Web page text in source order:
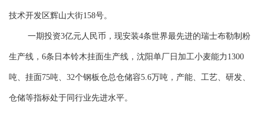
技术开发区辉山大街158号。
一期投资3亿元人民币，现安装4条世界最先进的瑞士布勒制粉
生产线，6条日本铃木挂面生产线，沈阳单厂日加工小麦能力1300
吨、挂面75吨、32个钢板仓总仓储容5.6万吨，产能、工艺、研发、
仓储等指标处于同行业先进水平。